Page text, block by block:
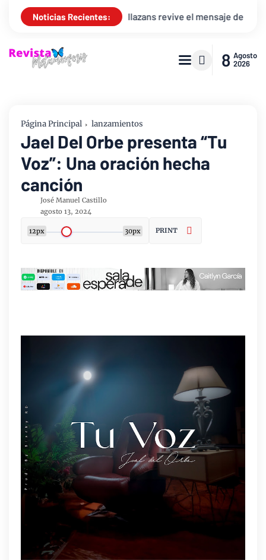
Noticias Recientes:
Arthur Callazans revive el mensaje de la resurrección
8 Agosto
2026
Página Principal lanzamientos
Jael Del Orbe presenta “Tu
Voz”: Una oración hecha
canción
José Manuel Castillo
agosto 13, 2024
12px 30px PRINT